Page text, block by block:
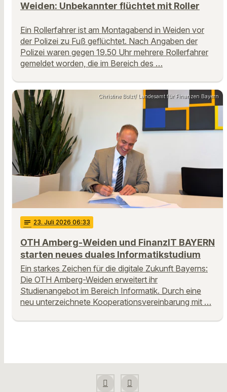
Weiden: Unbekannter flüchtet mit Roller
Ein Rollerfahrer ist am Montagabend in Weiden vor
der Polizei zu Fuß geflüchtet. Nach Angaben der
Polizei waren gegen 19.50 Uhr mehrere Rollerfahrer
gemeldet worden, die im Bereich des …
Christine Bolzt/ Landesamt für Finanzen Bayern
notes 23. Juli 2026 06:33
OTH Amberg-Weiden und FinanzIT BAYERN
starten neues duales Informatikstudium
Ein starkes Zeichen für die digitale Zukunft Bayerns:
Die OTH Amberg-Weiden erweitert ihr
Studienangebot im Bereich Informatik. Durch eine
neu unterzeichnete Kooperationsvereinbarung mit …